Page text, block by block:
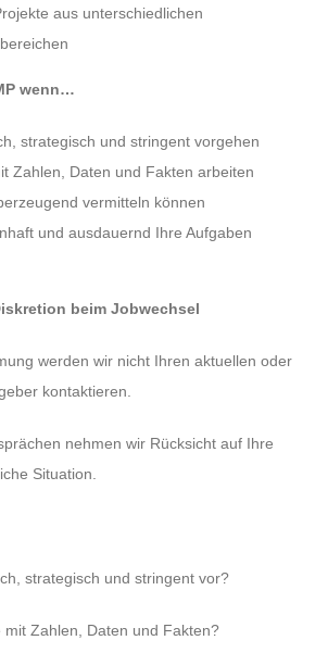
aus unterschiedlichen
wenn…
strategisch und stringent vorgehen
Zahlen, Daten und Fakten arbeiten
vermitteln können
und ausdauernd Ihre Aufgaben
beim Jobwechsel
werden wir nicht Ihren aktuellen oder
kontaktieren.
nehmen wir Rücksicht auf Ihre
Situation.
strategisch und stringent vor?
mit Zahlen, Daten und Fakten?